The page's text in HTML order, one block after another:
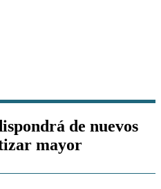
de nuevos
mayor